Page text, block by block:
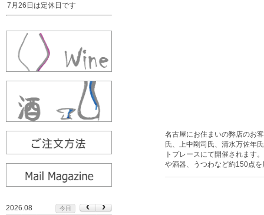
7月26日は定休日です
2026.08
今日
名古屋にお住まいの弊店のお
氏、上中剛司氏、清水万佐
トプレースにて開催されます
や酒器、うつわなど約150点